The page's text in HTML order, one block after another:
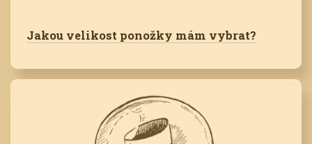
Jakou velikost ponožky mám vybrat?